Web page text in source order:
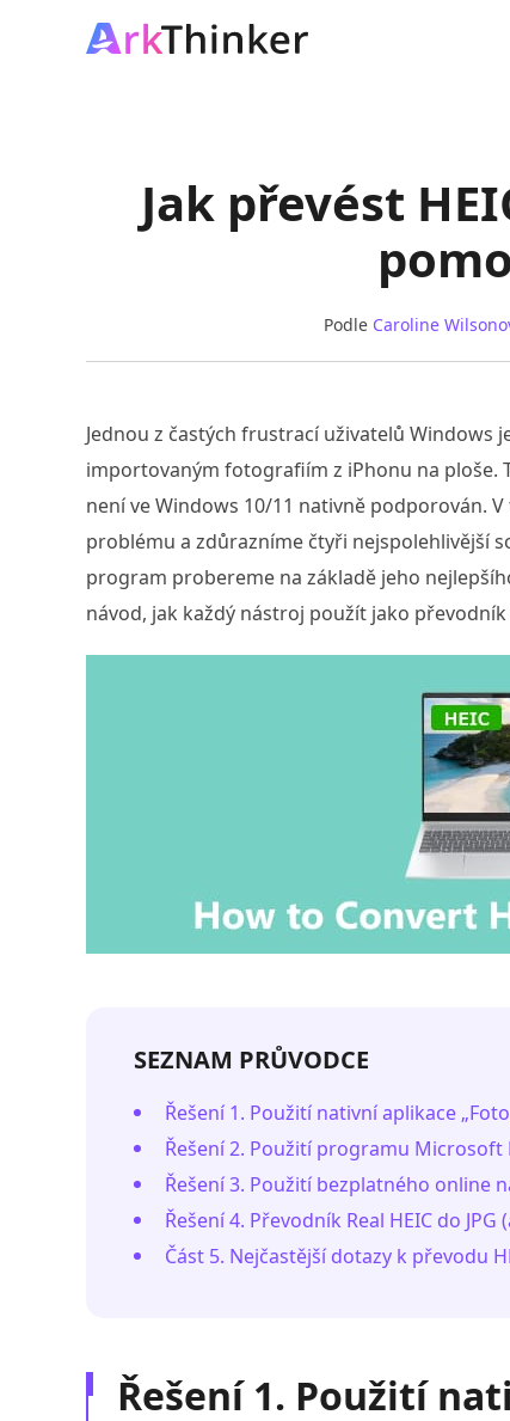
Jak převést
Podle Caroline
Jednou z častých frustrací uživatelů Windows
importovaným fotografiím z iPhonu na ploše.
není ve Windows 10/11 nativně podporován.
problému a zdůrazníme čtyři nejspolehlivější
program probereme na základě jeho
návod, jak každý nástroj použít jako převodník
SEZNAM PRŮVODCE
Řešení 1. Použití nativní aplikace
Řešení 2. Použití programu
Řešení 3. Použití bezplatného online
Řešení 4. Převodník Real HEIC do
Část 5. Nejčastější dotazy k převodu
Řešení 1. Použití